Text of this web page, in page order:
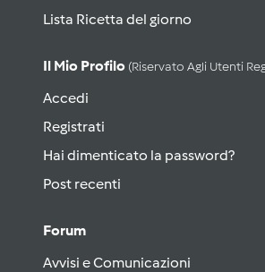
Lista Ricetta del giorno
Il Mio Profilo (riservato Agli Utenti
Accedi
Registrati
Hai dimenticato la password?
Post recenti
Forum
Avvisi e Comunicazioni